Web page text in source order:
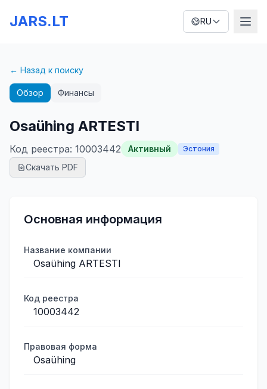
JARS.LT RU
← Назад к поиску
Обзор Финансы
Osaühing ARTESTI
Код реестра: 10003442 Активный Эстония
Скачать PDF
Основная информация
Название компании
Osaühing ARTESTI
Код реестра
10003442
Правовая форма
Osaühing